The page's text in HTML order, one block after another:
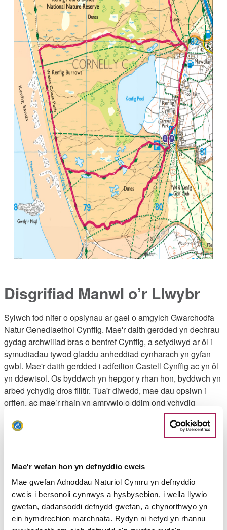
Mae'r wefan hon yn defnyddio cwcis
Mae gwefan Adnoddau Naturiol Cymru yn defnyddio
cwcis i bersonoli cynnwys a hysbysebion, i wella llywio
gwefan, dadansoddi defnydd gwefan, a chynorthwyo yn
ein hymdrechion marchnata. Rydyn ni hefyd yn rhannu
Disgrifiad Manwl o’r Llwybr
Sylwch fod nifer o opsiynau ar gael o amgylch Gwarchodfa
Natur Genedlaethol Cynffig. Mae'r daith gerdded yn dechrau
gydag archwiliad bras o bentref Cynffig, a sefydlwyd ar ôl i
symudiadau tywod gladdu anheddiad cynharach yn gyfan
gwbl. Mae'r daith gerdded i adfeilion Castell Cynffig ac yn ôl
yn ddewisol. Os byddwch yn hepgor y rhan hon, byddwch yn
arbed ychydig dros filltir. Tua'r diwedd, mae dau opsiwn i
orffen, ac mae’r rhain yn amrywio o ddim ond ychydig
Nghanolfan
Gwarchodfa Cynffig, a gwnewch yn siŵr eich bod chi’n
mynd i mewn i'r ganolfan os yw ar agor. Yn y gaeaf, mae rhai
o'r llwybrau yn y warchodfa yn mynd yn ddwrlawn a gall y
staff gynnig cyngor. Ar bob adeg o'r flwyddyn, gall gwylwyr
adar wirio yn y ganolfan i ddarganfod pa rywogaethau sy'n
byw yn y warchodfa ar hyn o bryd. Mae cuddfannau adar ar
gael ger Pwll Cynffig, ond nid ymwelir â nhw ar y daith hon.